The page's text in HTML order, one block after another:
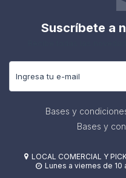
Suscríbete a
Bases y
Bases y
 LOCAL COMERCIAL Y
 Lunes a viernes de 10